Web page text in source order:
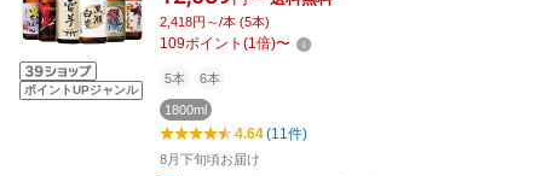
ポイントUPジャンル
ント 【7560円(税込)以上で送料無料】
2,418円～/本 (5本)
109ポイント (1倍)〜
5本 6本
1800ml
4.64(11件)
8月下旬頃お届け